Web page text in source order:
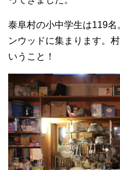
泰阜村の小中学生は119
ンウッドに集まります。
いうこと！